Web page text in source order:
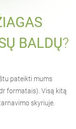
BALDŲ?
pateikti mums
formatais). Visą kitą
skyriuje.